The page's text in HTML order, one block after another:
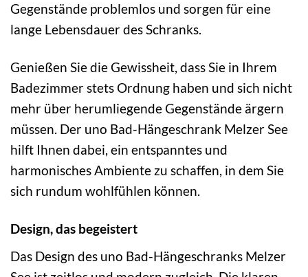
Gegenstände problemlos und sorgen für eine
lange Lebensdauer des Schranks.
Genießen Sie die Gewissheit, dass Sie in Ihrem
Badezimmer stets Ordnung haben und sich nicht
mehr über herumliegende Gegenstände ärgern
müssen. Der uno Bad-Hängeschrank Melzer See
hilft Ihnen dabei, ein entspanntes und
harmonisches Ambiente zu schaffen, in dem Sie
sich rundum wohlfühlen können.
Design, das begeistert
Das Design des uno Bad-Hängeschranks Melzer